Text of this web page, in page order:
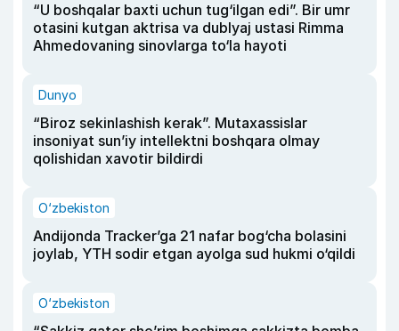
“U boshqalar baxti uchun tug‘ilgan edi”. Bir umr
otasini kutgan aktrisa va dublyaj ustasi Rimma
Ahmedovaning sinovlarga to‘la hayoti
Dunyo
“Biroz sekinlashish kerak”. Mutaxassislar
insoniyat sun’iy intellektni boshqara olmay
qolishidan xavotir bildirdi
O‘zbekiston
Andijonda Tracker’ga 21 nafar bog‘cha bolasini
joylab, YTH sodir etgan ayolga sud hukmi o‘qildi
O‘zbekiston